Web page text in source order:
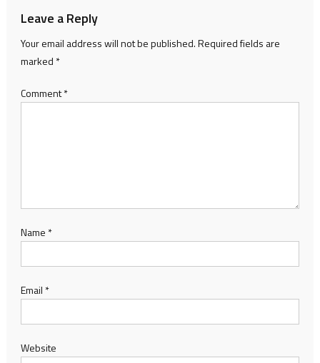
Leave a Reply
Your email address will not be published.Required fields are
marked *
Comment*
Name *
Email *
Website